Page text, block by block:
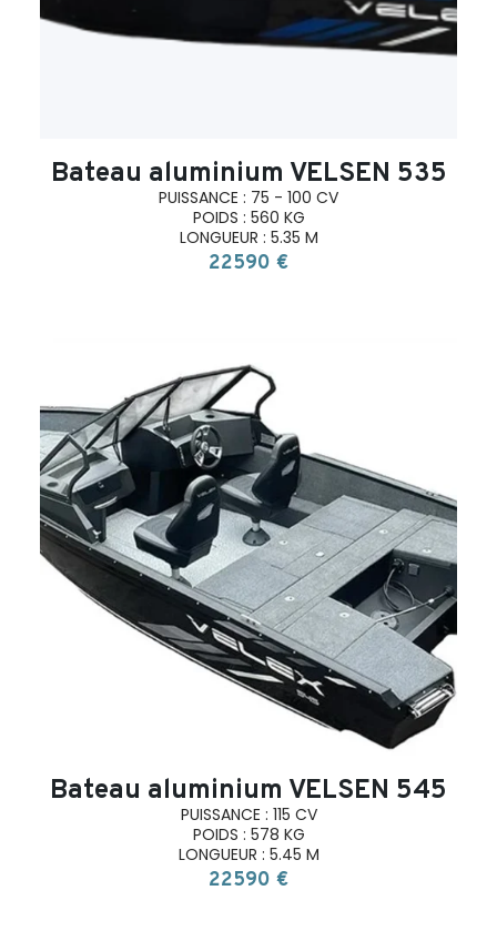
Bateau aluminium VELSEN 535
PUISSANCE : 75 - 100 CV
POIDS : 560 KG
LONGUEUR : 5.35 M
22590 €
search
Bateau aluminium VELSEN 545
PUISSANCE : 115 CV
POIDS : 578 KG
LONGUEUR : 5.45 M
22590 €